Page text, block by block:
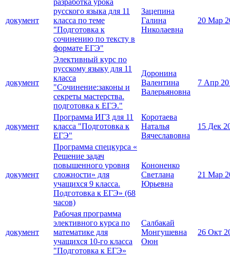
документ
разработка урока
русского языка для 11
класса по теме
"Подготовка к
сочинению по тексту в
формате ЕГЭ"
Зацепина
Галина
Николаевна
20 Мар
документ
Элективный курс по
русскому языку для 11
класса
"Сочинение:законы и
секреты мастерства.
подготовка к ЕГЭ."
Доронина
Валентина
Валерьяновна
7 Апр
документ
Программа ИГЗ для 11
класса "Подготовка к
ЕГЭ"
Коротаева
Наталья
Вячеславовна
15 Дек
документ
Программа спецкурса «
Решение задач
повышенного уровня
сложности» для
учащихся 9 класса.
Подготовка к ЕГЭ» (68
часов)
Кононенко
Светлана
Юрьевна
21 Мар
документ
Рабочая программа
элективного курса по
математике для
учащихся 10-го класса
"Подготовка к ЕГЭ»
Салбакай
Монгушевна
Оюн
26 Окт